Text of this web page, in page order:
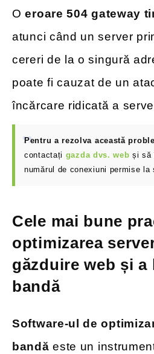
Oeroare 504 gateway
atunci când un server
cereri de la o singură
poate fi cauzat de un
încărcare ridicată a
Pentru a rezolva această
contactați gazda dvs. web și să
numărul de conexiuni permise la
Cele mai bune
optimizarea
găzduire web și a
bandă
Software-ul de
bandă este un